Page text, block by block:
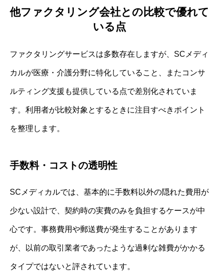
他ファクタリング会社との比較で優れて
いる点
ファクタリングサービスは多数存在しますが、SCメディ
カルが医療・介護分野に特化していること、またコンサ
ルティング支援も提供している点で差別化されていま
す。利用者が比較対象とするときに注目すべきポイント
を整理します。
手数料・コストの透明性
SCメディカルでは、基本的に手数料以外の隠れた費用が
少ない設計で、契約時の実費のみを負担するケースが中
心です。事務費用や郵送費が発生することがあります
が、以前の取引業者であったような過剰な雑費がかかる
タイプではないと評されています。